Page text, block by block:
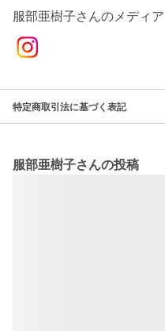
服部亜樹子さんのメディア
特定商取引法に基づく表記
服部亜樹子さんの投稿